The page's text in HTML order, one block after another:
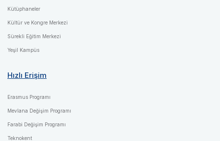
Kütüphaneler
Kültür ve Kongre Merkezi
Sürekli Eğitim Merkezi
Yeşil Kampüs
Hızlı Erişim
Erasmus Programı
Mevlana Değişim Programı
Farabi Değişim Programı
Teknokent